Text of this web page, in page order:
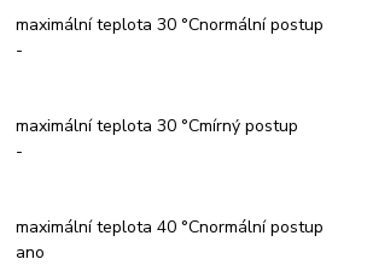
maximální teplota 30 °Cnormální postup
-
maximální teplota 30 °Cmírný postup
-
maximální teplota 40 °Cnormální postup
ano